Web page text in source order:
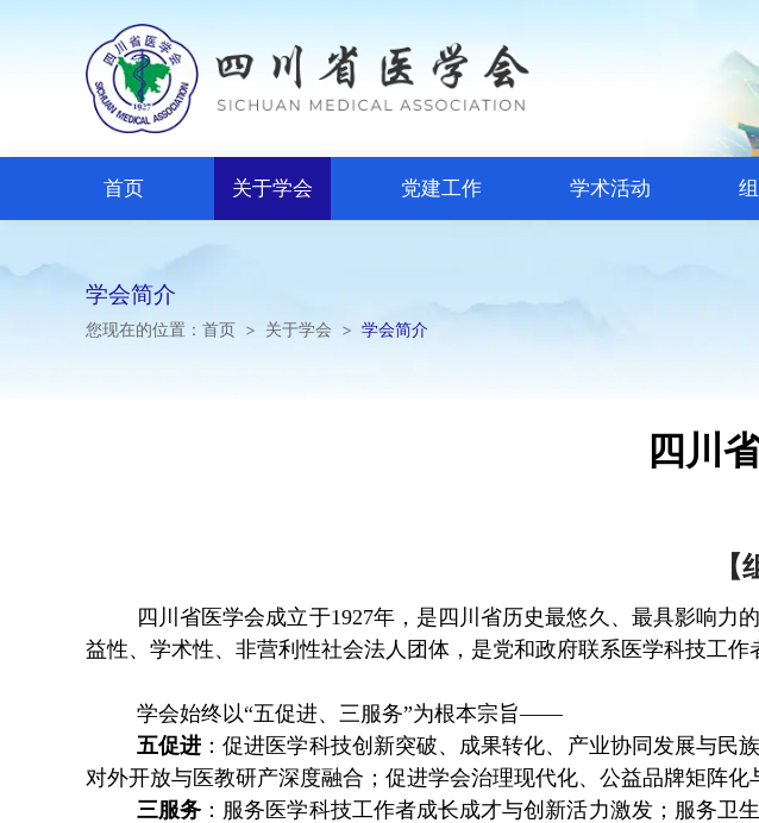
首页 关于学会 党建工作 学术活动
学会简介
您现在的位置： 首页 > 关于学会 > 学会简介
四川
【
四川省医学会成立于1927年，是四川省历史最悠久、最具影响
益性、学术性、非营利性社会法人团体，是党和政府联系医学科技工作
学会始终以“五促进、三服务”为根本宗旨——
五促进 ：促进医学科技创新突破、成果转化、产业协同发展与
对外开放与医教研产深度融合；促进学会治理现代化、公益品牌矩阵化
三服务 ：服务医学科技工作者成长成才与创新活力激发；服务